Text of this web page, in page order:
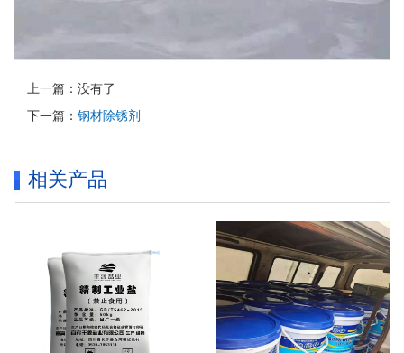
上一篇：没有了
下一篇： 钢材除锈剂
相关产品